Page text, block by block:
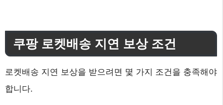
쿠팡 로켓배송 지연 보상 조건
로켓배송 지연 보상을 받으려면 몇 가지 조건을 충족해야
합니다.